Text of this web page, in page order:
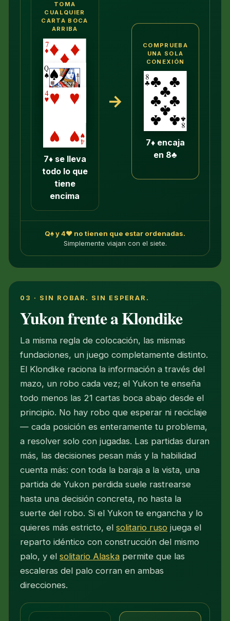
TOMA
CUALQUIER
CARTA BOCA
ARRIBA
7♦ se lleva
todo lo que
tiene
encima
→
COMPRUEBA
UNA SOLA
CONEXIÓN
7♦ encaja
en 8♣
Q♠ y 4♥ no tienen que estar ordenadas.
Simplemente viajan con el siete.
03 · SIN ROBAR. SIN ESPERAR.
Yukon frente a Klondike
La misma regla de colocación, las mismas
fundaciones, un juego completamente distinto.
El Klondike raciona la información a través del
mazo, un robo cada vez; el Yukon te enseña
todo menos las 21 cartas boca abajo desde el
principio. No hay robo que esperar ni reciclaje
— cada posición es enteramente tu problema,
a resolver solo con jugadas. Las partidas duran
más, las decisiones pesan más y la habilidad
cuenta más: con toda la baraja a la vista, una
partida de Yukon perdida suele rastrearse
hasta una decisión concreta, no hasta la
suerte del robo. Si el Yukon te engancha y lo
quieres más estricto, elsolitario ruso juega el
reparto idéntico con construcción del mismo
palo, y elsolitario Alaska permite que las
escaleras del palo corran en ambas
direcciones.